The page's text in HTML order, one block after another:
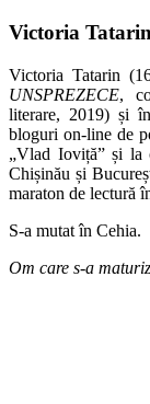
Victoria
Victoria Tatarin
UNSPREZECE,
literare, 2019) și
bloguri on-line de
„Vlad Ioviță” și la
Chișinău și
maraton de lectură
S-a mutat în Cehia.
Om care s-a